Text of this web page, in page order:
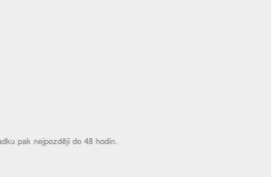
pak nejpozději do 48 hodin.